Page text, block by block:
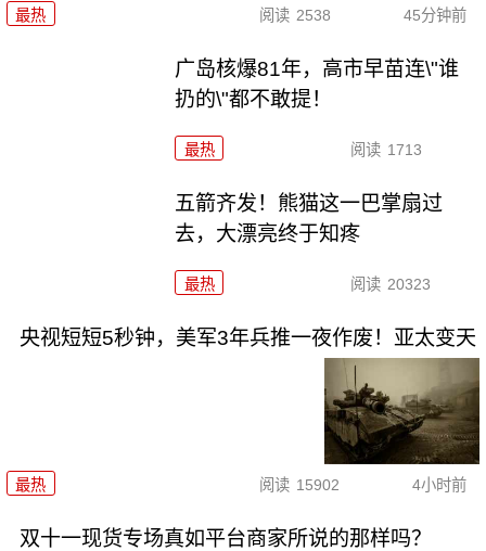
最热 阅读 2538 45分钟前
广岛核爆81年，高市早苗连\"谁
扔的\"都不敢提！
最热 阅读 1713
五箭齐发！熊猫这一巴掌扇过
去，大漂亮终于知疼
最热 阅读 20323
央视短短5秒钟，美军3年兵推一夜作废！亚太变天
最热 阅读 15902 4小时前
双十一现货专场真如平台商家所说的那样吗？